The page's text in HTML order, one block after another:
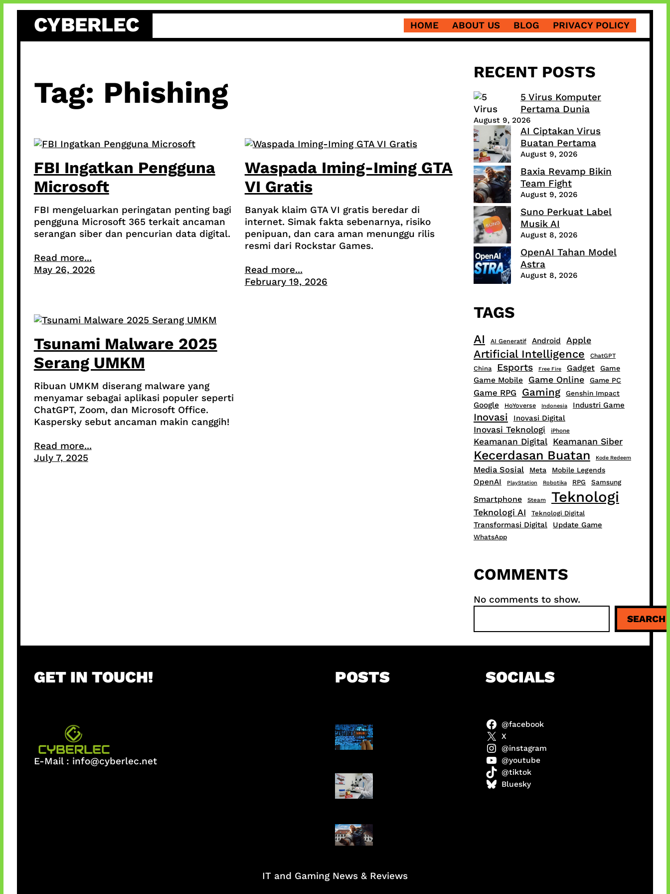
content
CYBERLEC HOME ABOUT US BLOG PRIVACY POLICY
Tag: Phishing
FBI Ingatkan Pengguna
Microsoft
FBI mengeluarkan peringatan penting bagi
pengguna Microsoft 365 terkait ancaman
serangan siber dan pencurian data digital.
Read more...
May 26, 2026
Waspada Iming-Iming GTA
VI Gratis
Banyak klaim GTA VI gratis beredar di
internet. Simak fakta sebenarnya, risiko
penipuan, dan cara aman menunggu rilis
resmi dari Rockstar Games.
Read more...
February 19, 2026
Tsunami Malware 2025
Serang UMKM
Ribuan UMKM diserang malware yang
menyamar sebagai aplikasi populer seperti
ChatGPT, Zoom, dan Microsoft Office.
Kaspersky sebut ancaman makin canggih!
Read more...
July 7, 2025
RECENT POSTS
5 Virus Komputer
Pertama Dunia
August 9, 2026
AI Ciptakan Virus
Buatan Pertama
August 9, 2026
Baxia Revamp Bikin
Team Fight
August 9, 2026
Suno Perkuat Label
Musik AI
August 8, 2026
OpenAI Tahan Model
Astra
August 8, 2026
TAGS
AI AI Generatif Android Apple
Artificial Intelligence ChatGPT
China Esports Free Fire Gadget Game
Game Mobile Game Online Game PC
Game RPG Gaming Genshin Impact
Google HoYoverse Indonesia Industri Game
Inovasi Inovasi Digital
Inovasi Teknologi iPhone
Keamanan Digital Keamanan Siber
Kecerdasan Buatan Kode Redeem
Media Sosial Meta Mobile Legends
OpenAI PlayStation Robotika RPG Samsung
Smartphone Steam Teknologi
Teknologi AI Teknologi Digital
Transformasi Digital Update Game
WhatsApp
COMMENTS
No comments to show.
a
r
SEARCH
GET IN TOUCH!
E-Mail : info@cyberlec.net
POSTS
5 Virus Komputer
Pertama Dunia
AI Ciptakan Virus
Buatan Pertama
Baxia Revamp Bikin
Team Fight
SOCIALS
@facebook
X
@instagram
@youtube
@tiktok
Bluesky
IT and Gaming News & Reviews